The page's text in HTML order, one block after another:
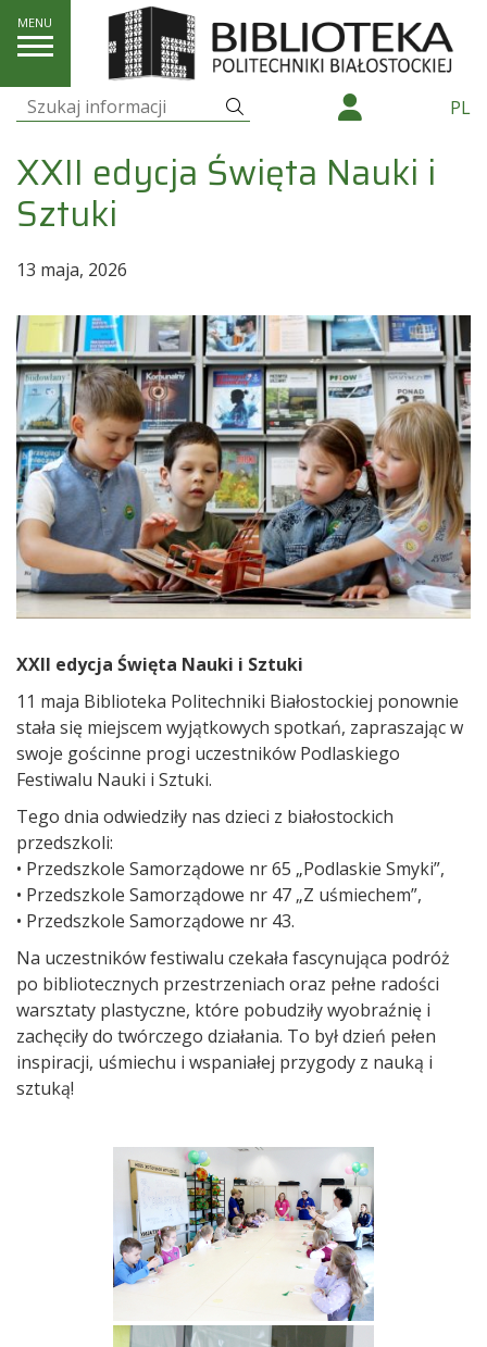
Szukaj: PL
Aktualności XXII edycja Święta Nauki i Sztuki
XXII edycja Święta Nauki i
Sztuki
13 maja, 2026
XXII edycja Święta Nauki i Sztuki
11 maja Biblioteka Politechniki Białostockiej ponownie
stała się miejscem wyjątkowych spotkań, zapraszając w
swoje gościnne progi uczestników Podlaskiego
Festiwalu Nauki i Sztuki.
Tego dnia odwiedziły nas dzieci z białostockich
przedszkoli:
• Przedszkole Samorządowe nr 65 „Podlaskie Smyki”,
• Przedszkole Samorządowe nr 47 „Z uśmiechem”,
• Przedszkole Samorządowe nr 43.
Na uczestników festiwalu czekała fascynująca podróż
po bibliotecznych przestrzeniach oraz pełne radości
warsztaty plastyczne, które pobudziły wyobraźnię i
zachęciły do twórczego działania. To był dzień pełen
inspiracji, uśmiechu i wspaniałej przygody z nauką i
sztuką!